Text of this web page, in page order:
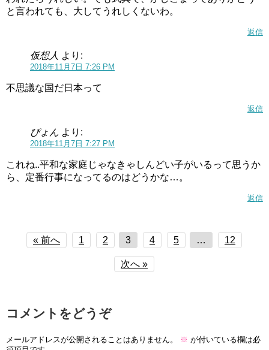
と言われても、大してうれしくないわ。
返信
仮想人 より:
2018年11月7日 7:26 PM
不思議な国だ日本って
返信
ぴょん より:
2018年11月7日 7:27 PM
これね..平和な家庭じゃなきゃしんどい子がいるって思うか
ら、定番行事になってるのはどうかな…。
返信
« 前へ 1 2 3 4 5 … 12
次へ »
コメントをどうぞ
メールアドレスが公開されることはありません。 ※ が付いている欄は必